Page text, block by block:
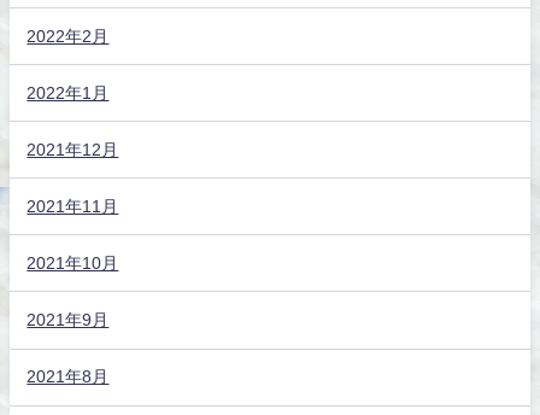
2022年2月
2022年1月
2021年12月
2021年11月
2021年10月
2021年9月
2021年8月